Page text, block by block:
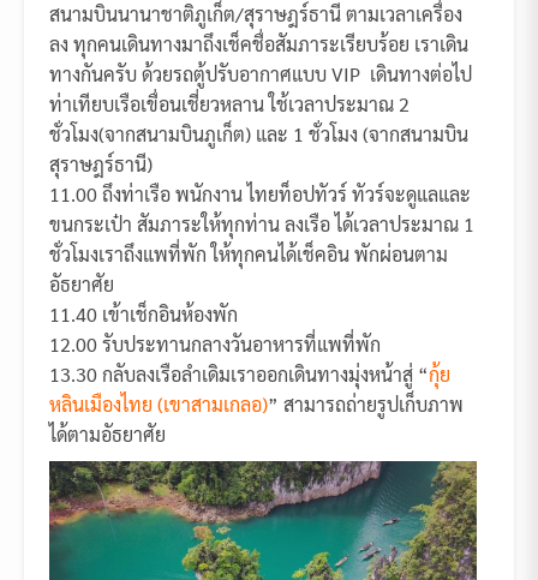
สนามบินนานาชาติภูเก็ต/สุราษฎร์ธานี ตามเวลาเครื่อง
ลง ทุกคนเดินทางมาถึงเช็คชื่อสัมภาระเรียบร้อย เราเดิน
ทางกันครับ ด้วยรถตู้ปรับอากาศแบบ VIP เดินทางต่อไป
ท่าเทียบเรือเขื่อนเชี่ยวหลาน ใช้เวลาประมาณ 2
ชั่วโมง(จากสนามบินภูเก็ต) และ 1 ชั่วโมง (จากสนามบิน
สุราษฎร์ธานี)
11.00 ถึงท่าเรือ พนักงาน ไทยท็อปทัวร์ ทัวร์จะดูแลและ
ขนกระเป๋า สัมภาระให้ทุกท่าน ลงเรือ ได้เวลาประมาณ 1
ชั่วโมงเราถึงแพที่พัก ให้ทุกคนได้เช็คอิน พักผ่อนตาม
อัธยาศัย
11.40 เข้าเช็กอินห้องพัก
12.00 รับประทานกลางวันอาหารที่แพที่พัก
13.30 กลับลงเรือลำเดิมเราออกเดินทางมุ่งหน้าสู่ “กุ้ย
หลินเมืองไทย (เขาสามเกลอ)” สามารถถ่ายรูปเก็บภาพ
ได้ตามอัธยาศัย